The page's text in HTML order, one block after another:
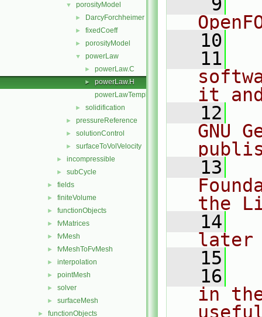
▼ porosityModel
► DarcyForchheimer
► fixedCoeff
► porosityModel
▼ powerLaw
► powerLaw.C
►
powerLaw.H
powerLawTemplates.C
► solidification
► pressureReference
► solutionControl
► surfaceToVolVelocity
► incompressible
► subCycle
► fields
► finiteVolume
► functionObjects
► fvMatrices
► fvMesh
► fvMeshToFvMesh
► interpolation
► pointMesh
► solver
► surfaceMesh
► functionObjects
   10
   11
it
   12
GNU
   13
the
   14
later
   15
   16
in